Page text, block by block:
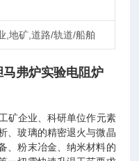
,地矿,道路/轨道/船舶
弗炉实验电阻炉
矿企业、科研单位作元素
、玻璃的精密退火与微晶
、粉末冶金、纳米材料的